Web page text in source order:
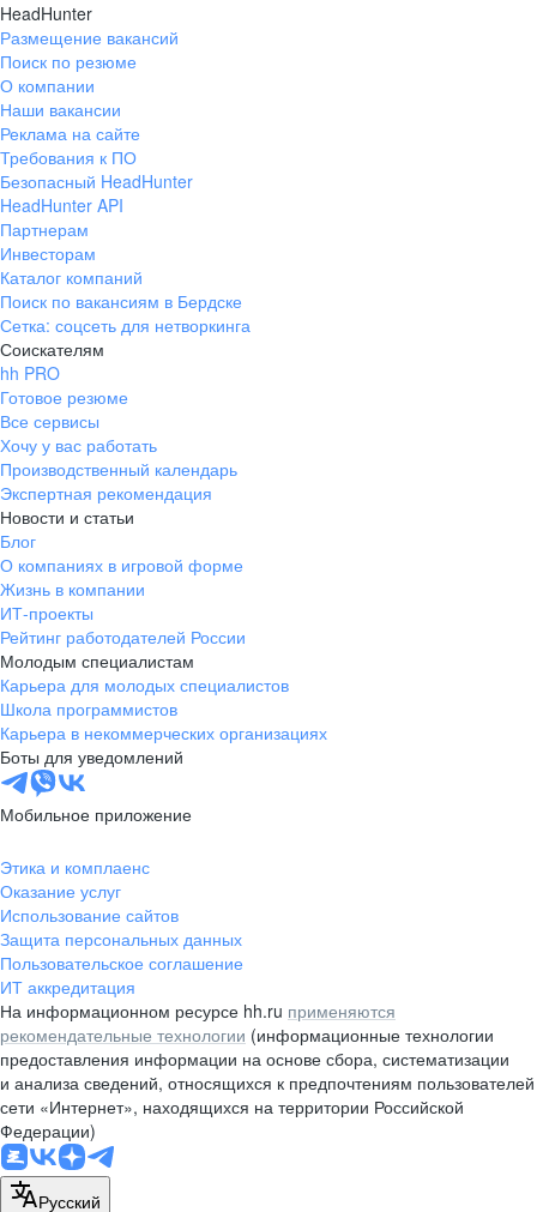
HeadHunter
Размещение вакансий
Поиск по резюме
О компании
Наши вакансии
Реклама на сайте
Требования к ПО
Безопасный HeadHunter
HeadHunter API
Партнерам
Инвесторам
Каталог компаний
Поиск по вакансиям в Бердске
Сетка: соцсеть для нетворкинга
Соискателям
hh PRO
Готовое резюме
Все сервисы
Хочу у вас работать
Производственный календарь
Экспертная рекомендация
Новости и статьи
Блог
О компаниях в игровой форме
Жизнь в компании
ИТ-проекты
Рейтинг работодателей России
Молодым специалистам
Карьера для молодых специалистов
Школа программистов
Карьера в некоммерческих организациях
Боты для уведомлений
Мобильное приложение
Этика и комплаенс
Оказание услуг
Использование сайтов
Защита персональных данных
Пользовательское соглашение
ИТ аккредитация
На информационном ресурсе hh.ru применяются
рекомендательные технологии (информационные технологии
предоставления информации на основе сбора, систематизации
и анализа сведений, относящихся к предпочтениям пользователей
сети «Интернет», находящихся на территории Российской
Федерации)
Русский